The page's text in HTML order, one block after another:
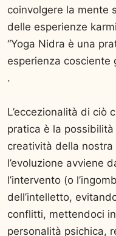
coinvolgere la mente
delle esperienze
“Yoga Nidra è una
esperienza cosciente
.
L’eccezionalità di ciò
pratica è la
creatività della
l’evoluzione avviene
l’intervento (o
dell’intelletto,
conflitti, mettendoci
personalità psichica,